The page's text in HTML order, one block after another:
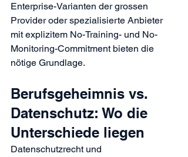
Enterprise-Varianten der grossen
Provider oder spezialisierte Anbieter
mit explizitem No-Training- und No-
Monitoring-Commitment bieten die
nötige Grundlage.
Berufsgeheimnis vs.
Datenschutz: Wo die
Unterschiede liegen
Datenschutzrecht und